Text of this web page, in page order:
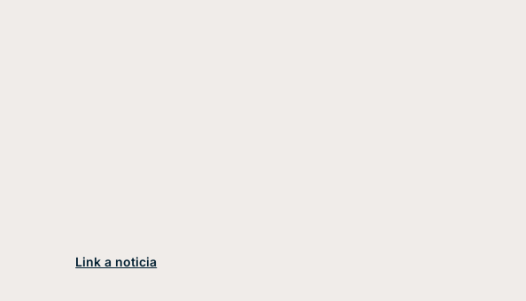
Link a noticia